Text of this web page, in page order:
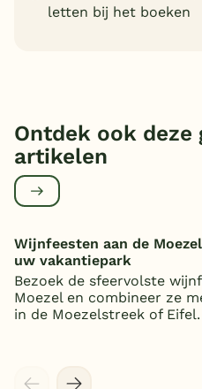
letten bij het boeken
Ontdek ook deze
artikelen
Wijnfeesten aan de
uw vakantiepark
Bezoek de sfeervolste
Moezel en combineer ze
in de Moezelstreek of